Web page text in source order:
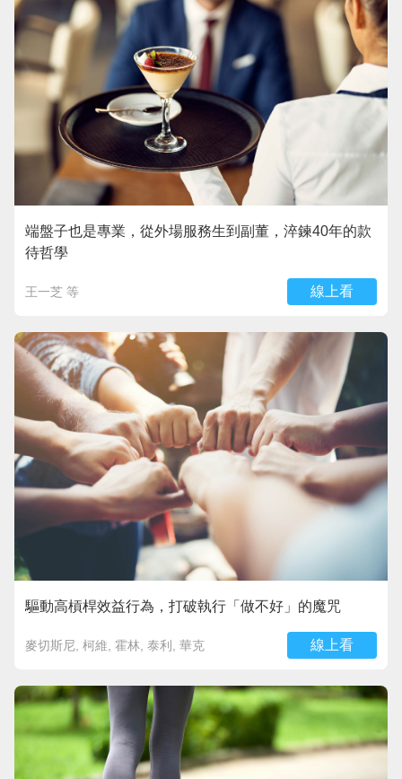
端盤子也是專業，從外場服務生到副董，淬鍊40年的款
待哲學
王一芝 等 線上看
驅動高槓桿效益行為，打破執行「做不好」的魔咒
麥切斯尼, 柯維, 霍林, 泰利, 華克 線上看